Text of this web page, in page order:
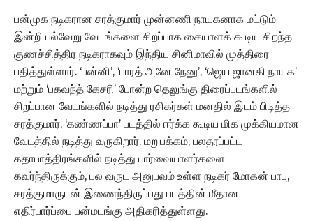
பன்முக நடிகரான சரத்குமார் முன்னணி நாயகனாக மட்டும்
இன்றி பல்வேறு வேடங்களை சிறப்பாக கையாளக் கூடிய சிறந்த
குணச்சித்திர நடிகராகவும் இந்திய சினிமாவில் முத்திரை
பதித்துள்ளார். ‘பன்னி’, ‘பாரத் அனே நேனு’, ‘ஜெய ஜானகி நாயக’
மற்றும் ‘பகவந்த் கேசரி’ போன்ற தெலுங்கு திரைப்படங்களில்
சிறப்பான வேடங்களில் நடித்து ரசிகர்கள் மனதில் இடம் பிடித்த
சரத்குமார், ‘கண்ணப்பா’ படத்தில் ஈர்க்க கூடிய மிக முக்கியமான
வேடத்தில் நடித்து வருகிறார். மறுபக்கம், பலதரப்பட்ட
கதாபாத்திரங்களில் நடித்து பார்வையாளர்களை
கவர்ந்திருக்கும், பல வருட அனுபவம் உள்ள நடிகர் மோகன் பாபு,
சரத்குமாருடன் இணைந்திருப்பது படத்தின் மீதான
எதிர்பார்ப்பை பன்மடங்கு அதிகரித்துள்ளது.